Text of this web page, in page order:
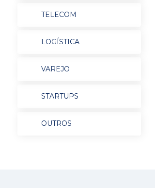
TELECOM
LOGÍSTICA
VAREJO
STARTUPS
OUTROS